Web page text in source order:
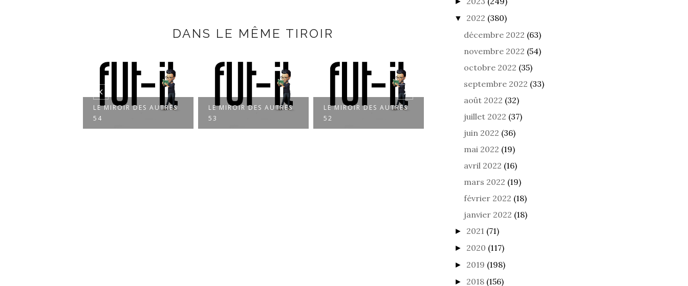
DANS LE MÊME TIROIR
LE MIROIR DES AUTRES
LE MIROIR DES AUTRES
LE MIROIR DES AUTRES
LE MIROIR DES AUTRES
50
▼ 2022 (380)
décembre 2022 (63)
novembre 2022 (54)
octobre 2022 (35)
septembre 2022 (33)
août 2022 (32)
juillet 2022 (37)
juin 2022 (36)
mai 2022 (19)
avril 2022 (16)
mars 2022 (19)
février 2022 (18)
janvier 2022 (18)
► 2021 (71)
► 2020 (117)
► 2019 (198)
► 2018 (156)